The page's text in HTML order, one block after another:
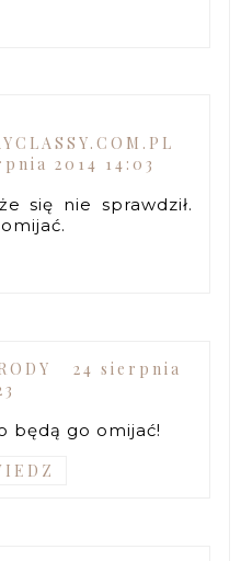
2014 14:03
się nie sprawdził.
24 sierpnia
będą go omijać!